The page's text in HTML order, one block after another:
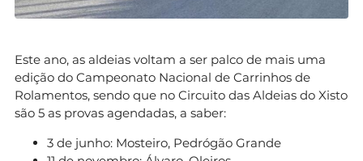
Este ano, as aldeias voltam a ser palco de mais uma
edição do Campeonato Nacional de Carrinhos de
Rolamentos, sendo que no Circuito das Aldeias do Xisto
são 5 as provas agendadas, a saber:
3 de junho: Mosteiro, Pedrógão Grande